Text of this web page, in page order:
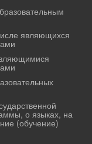
являющихся
о языках, на
(обучение)